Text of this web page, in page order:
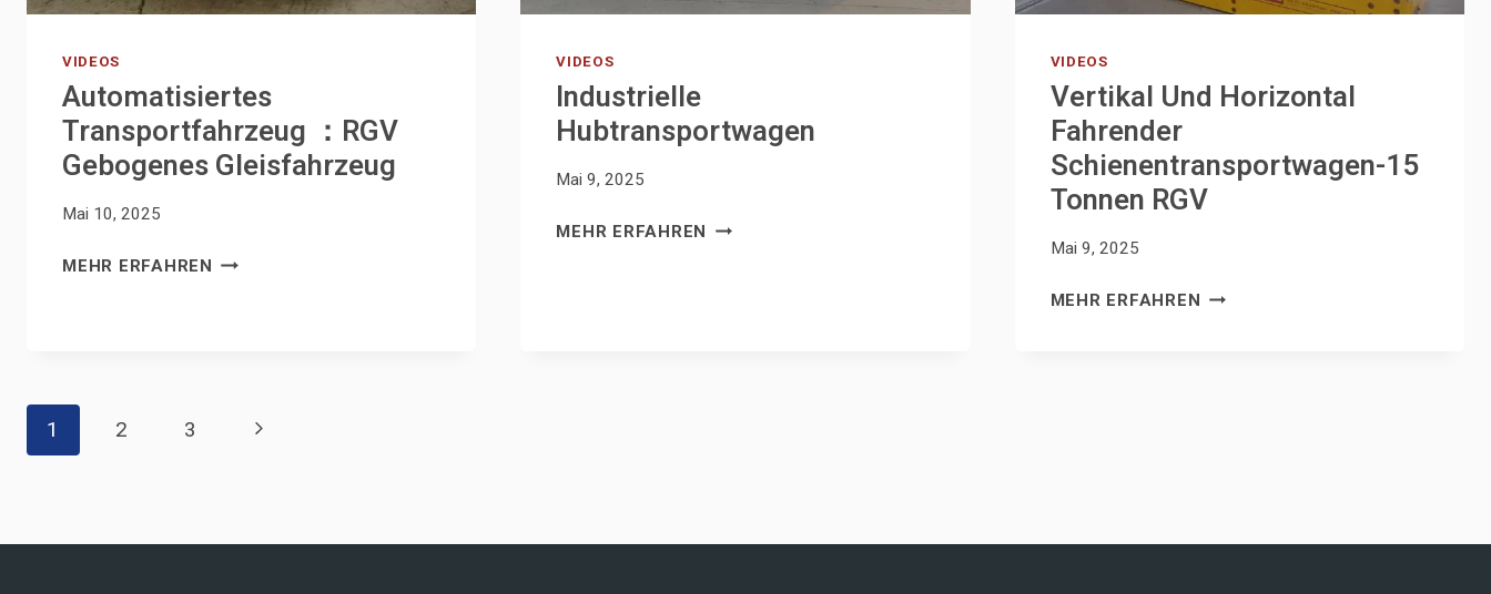
VIDEOS
Automatisiertes
Transportfahrzeug ：RGV
Gebogenes Gleisfahrzeug
Mai 10, 2025
MEHR ERFAHREN AUTOMATISIERTES
VIDEOS
Industrielle
Hubtransportwagen
Mai 9, 2025
MEHR ERFAHREN INDUSTRIELLE
VIDEOS
Vertikal Und Horizontal
Fahrender
Schienentransportwagen-15
Tonnen RGV
Mai 9, 2025
MEHR ERFAHREN VERTIKAL
Seitennavigation
1 2 3
Nächste